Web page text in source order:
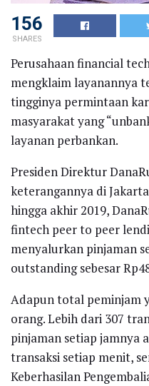
156
SHARES
Perusahaan financial
mengklaim layanannya
tingginya permintaan
masyarakat yang
layanan perbankan.
Presiden Direktur
keterangannya di
hingga akhir 2019,
fintech peer to peer
menyalurkan pinjaman
outstanding sebesar
Adapun total peminjam
orang. Lebih dari 307
pinjaman setiap jamnya
transaksi setiap menit,
Keberhasilan